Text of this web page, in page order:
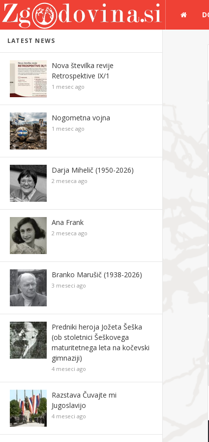
LATEST NEWS
Nova številka revije
Retrospektive IX/1
1 mesec ago
Nogometna vojna
1 mesec ago
Darja Mihelič (1950-2026)
2 meseca ago
Ana Frank
2 meseca ago
Branko Marušič (1938-2026)
3 meseci ago
Predniki heroja Jožeta Šeška
(ob stoletnici Šeškovega
maturitetnega leta na kočevski
gimnaziji)
4 meseci ago
Razstava Čuvajte mi
Jugoslavijo
4 meseci ago